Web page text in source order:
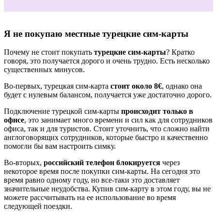
Я не покупаю местные турецкие сим-карты
Почему не стоит покупать турецкие сим-карты? Кратко
говоря, это получается дорого и очень трудно. Есть несколько
существенных минусов.
Во-первых, турецкая сим-карта стоит около 8€, однако она
будет с нулевым балансом, получается уже достаточно дорого.
Подключение турецкой сим-карты происходит только в
офисе, это занимает много времени и сил как для сотрудников
офиса, так и для туристов. Стоит уточнить, что сложно найти
англоговорящих сотрудников, которые быстро и качественно
помогли бы вам настроить симку.
Во-вторых, российский телефон блокируется через
некоторое время после покупки сим-карты. На сегодня это
время равно одному году, но все-таки это доставляет
значительные неудобства. Купив сим-карту в этом году, вы не
можете рассчитывать на ее использование во время
следующей поездки.